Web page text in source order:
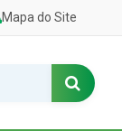
Mapa do Site